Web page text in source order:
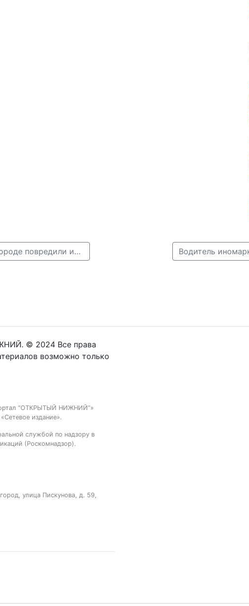
← Обломки Кузбасского виадука в Нижнем Новгороде повредили иномарку Водитель
© 2024 Все права
возможно только
“ОТКРЫТЫЙ НИЖНИЙ”»
издание».
службой по надзору в
(Роскомнадзор).
улица Пискунова, д. 59,